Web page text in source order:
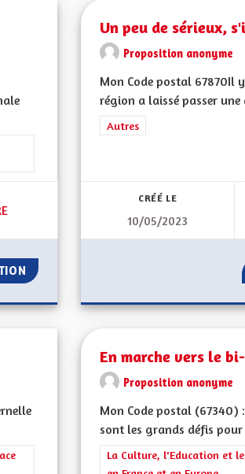
de l'Alsace et de ses territoires,
DÉPARTEMENT RÉGION
Un peu de sérieux,
Proposition anonyme
Mon Code postal 67870Il
région a laissé passer
Filtrer les résultats de la
Autres
CRÉÉ LE
10/05/2023
et le rayonnement de l'Alsace en
En marche vers le
Proposition anonyme
Mon Code postal (67340)
sont les grands défis pour
Filtrer les résultats de la
La Culture, l'Education et